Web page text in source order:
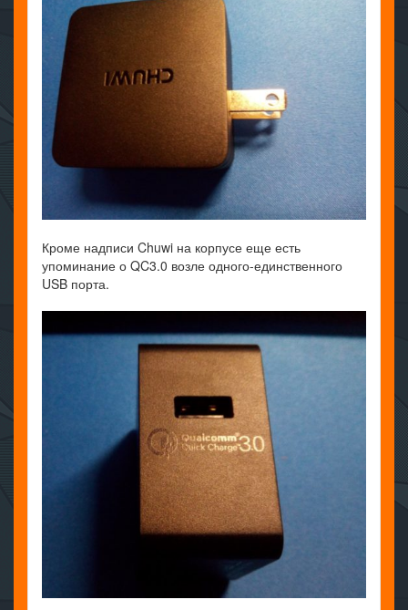
Кроме надписи Chuwi на корпусе еще есть
упоминание о QC3.0 возле одного-единственного
USB порта.